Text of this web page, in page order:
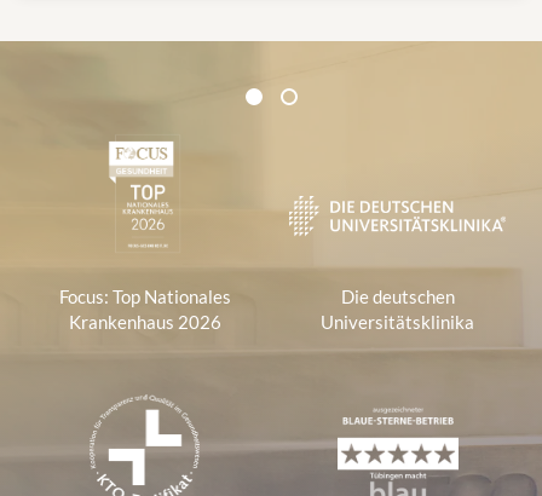
Zertifikate und Verbände
1 2
Focus: Top Nationales
Krankenhaus 2026
Die deutschen
Universitätsklinika